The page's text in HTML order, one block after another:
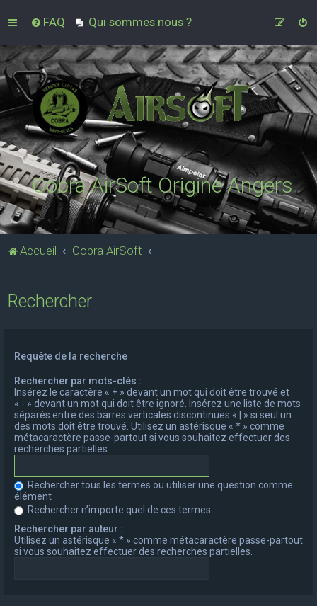
FAQ Qui sommes nous ?
Cobra AirSoft Origine Angers
Accueil Cobra AirSoft
Rechercher
Requête de la recherche
Rechercher par mots-clés :
Insérez le caractère « + » devant un mot qui doit être trouvé et
« - » devant un mot qui doit être ignoré. Insérez une liste de mots
séparés entre des barres verticales discontinues « | » si seul un
des mots doit être trouvé. Utilisez un astérisque « * » comme
métacaractère passe-partout si vous souhaitez effectuer des
recherches partielles.
Rechercher tous les termes ou utiliser une question comme
élément
Rechercher n’importe quel de ces termes
Rechercher par auteur :
Utilisez un astérisque « * » comme métacaractère passe-partout
si vous souhaitez effectuer des recherches partielles.